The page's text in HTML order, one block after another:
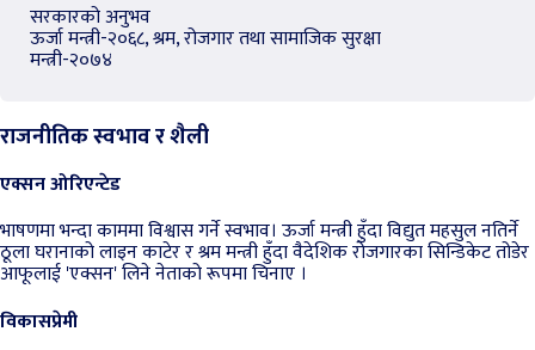
सरकारको अनुभव
ऊर्जा मन्त्री-२०६८, श्रम, रोजगार तथा सामाजिक सुरक्षा
मन्त्री-२०७४
राजनीतिक स्वभाव र शैली
एक्सन ओरिएन्टेड
भाषणमा भन्दा काममा विश्वास गर्ने स्वभाव। ऊर्जा मन्त्री हुँदा विद्युत महसुल नतिर्ने
ठूला घरानाको लाइन काटेर र श्रम मन्त्री हुँदा वैदेशिक रोजगारका सिन्डिकेट तोडेर
आफूलाई 'एक्सन' लिने नेताको रूपमा चिनाए ।
विकासप्रेमी